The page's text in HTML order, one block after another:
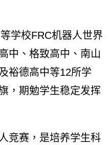
学校FRC机器人世界
中、格致高中、南山
裕德高中等12所学
，期勉学生稳定发挥
竞赛，是培养学生科